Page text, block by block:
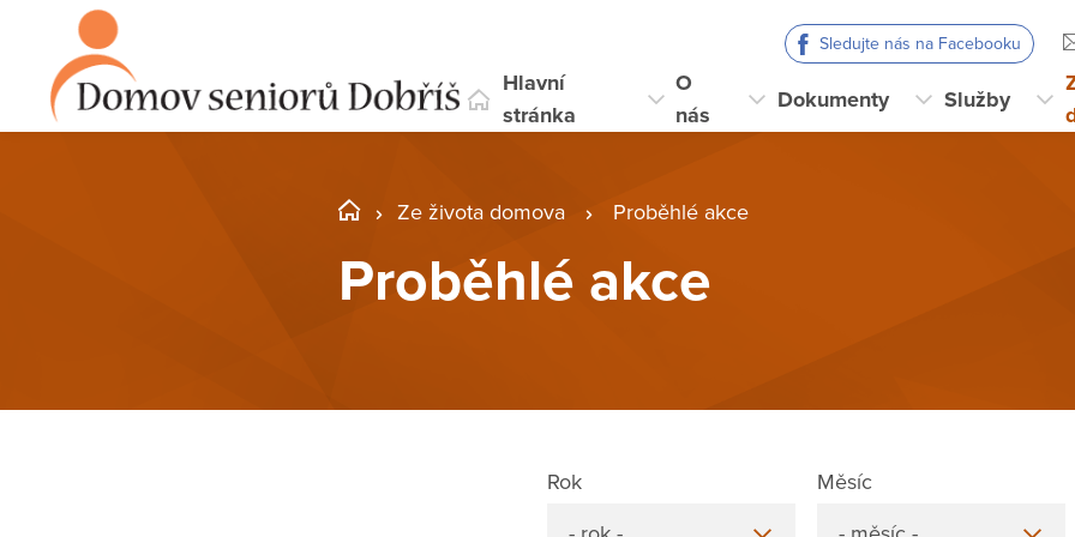
Sledujte nás na Facebooku
Hlavní
stránka
O
nás
Dokumenty Služby
Ze života domova Proběhlé akce
Proběhlé akce
Rok
Měsíc